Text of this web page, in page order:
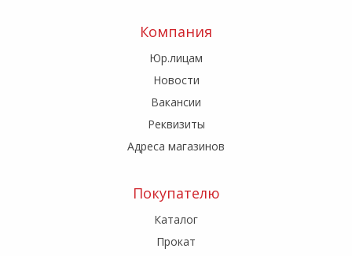
Компания
Юр.лицам
Новости
Вакансии
Реквизиты
Адреса магазинов
Покупателю
Каталог
Прокат